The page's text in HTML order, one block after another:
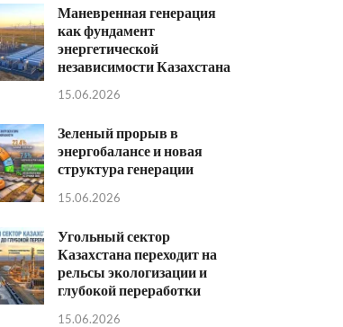
Маневренная генерация
как фундамент
энергетической
независимости Казахстана
15.06.2026
Зеленый прорыв в
энергобалансе и новая
структура генерации
15.06.2026
Угольный сектор
Казахстана переходит на
рельсы экологизации и
глубокой переработки
15.06.2026